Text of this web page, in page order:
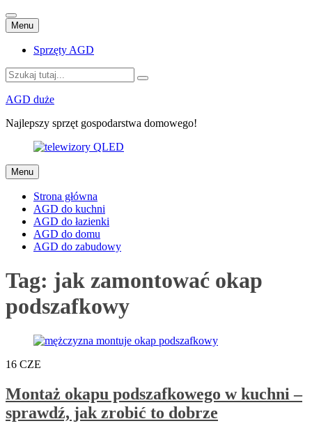
Menu Przejdź
do
treści
Sprzęty AGD
Szukaj:
AGD duże
Najlepszy sprzęt gospodarstwa domowego!
Menu Przejdź
do
treści
Strona główna
AGD do kuchni
AGD do łazienki
AGD do domu
AGD do zabudowy
Tag: jak zamontować okap
podszafkowy
16 CZE
Montaż okapu podszafkowego w kuchni –
sprawdź, jak zrobić to dobrze